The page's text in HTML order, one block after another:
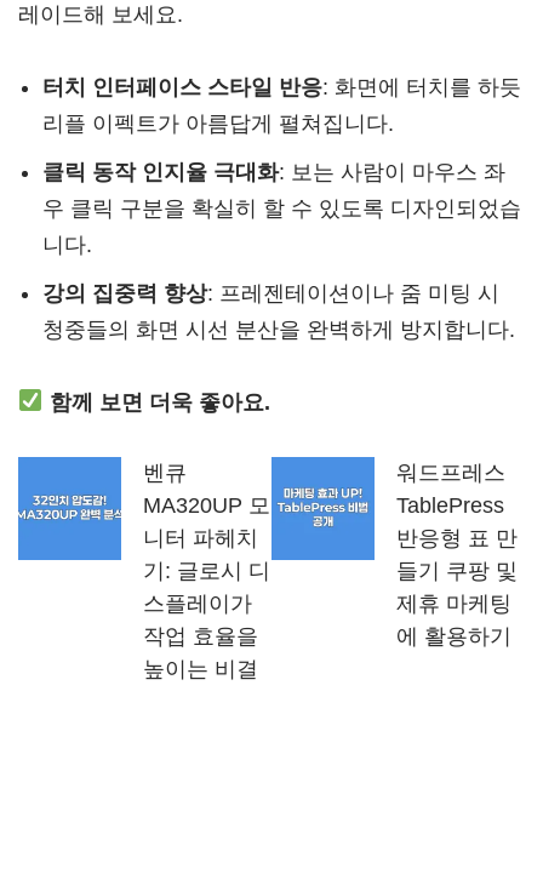
레이드해 보세요.
터치 인터페이스 스타일 반응: 화면에 터치를 하듯
리플 이펙트가 아름답게 펼쳐집니다.
클릭 동작 인지율 극대화: 보는 사람이 마우스 좌
우 클릭 구분을 확실히 할 수 있도록 디자인되었습
니다.
강의 집중력 향상: 프레젠테이션이나 줌 미팅 시
청중들의 화면 시선 분산을 완벽하게 방지합니다.
함께 보면 더욱 좋아요.
벤큐
MA320UP 모
니터 파헤치
기: 글로시 디
스플레이가
작업 효율을
높이는 비결
워드프레스
TablePress
반응형 표 만
들기 쿠팡 및
제휴 마케팅
에 활용하기